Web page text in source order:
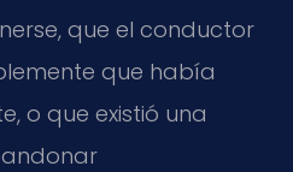
que el conductor
que había
o que existió una